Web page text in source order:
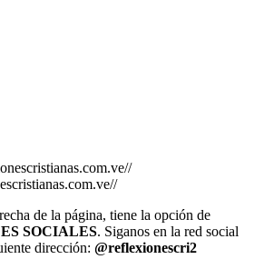
de la página, tiene la opción de
SOCIALES. Siganos en la red social
dirección: @reflexionescri2